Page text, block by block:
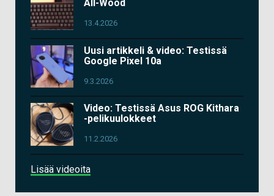
All-Wood
13.4.2026
Uusi artikkeli & video: Testissä
Google Pixel 10a
9.3.2026
Video: Testissä Asus ROG Kithara
-pelikuulokkeet
11.2.2026
Lisää videoita